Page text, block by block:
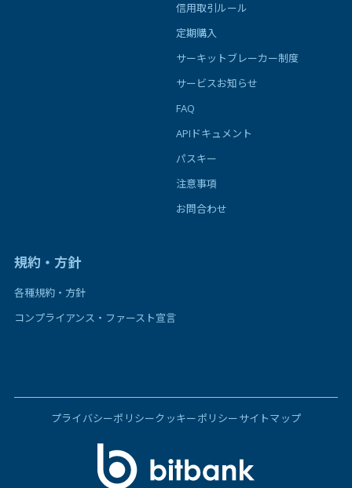
信用取引ルール
定期購入
サーキットブレーカー制度
サービスお知らせ
FAQ
APIドキュメント
パスキー
注意事項
お問合わせ
規約・方針
各種規約・方針
コンプライアンス・ファースト宣言
プライバシーポリシークッキーポリシーサイトマップ